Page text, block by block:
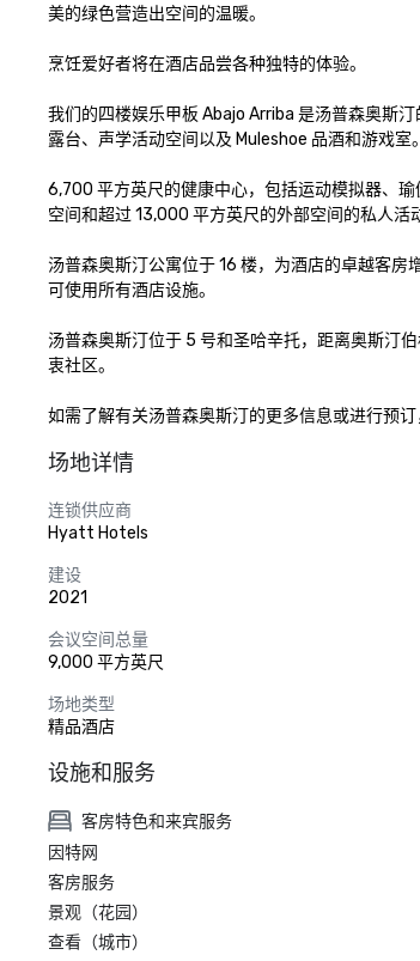
美的绿色营造出空间的温暖。
烹饪爱好者将在酒店品尝各种独特的体验。
我们的四楼娱乐甲板 Abajo Arriba 是汤普森奥斯
露台、声学活动空间以及 Muleshoe 品酒和游戏室。
6,700 平方英尺的健康中心，包括运动模拟器、
空间和超过 13,000 平方英尺的外部空间的私人活
汤普森奥斯汀公寓位于 16 楼，为酒店的卓越客
可使用所有酒店设施。
汤普森奥斯汀位于 5 号和圣哈辛托，距离奥斯汀
衷社区。
如需了解有关汤普森奥斯汀的更多信息或进行
场地详情
连锁供应商
Hyatt Hotels
建设
2021
会议空间总量
9,000 平方英尺
场地类型
精品酒店
设施和服务
客房特色和来宾服务
因特网
客房服务
景观（花园）
查看（城市）